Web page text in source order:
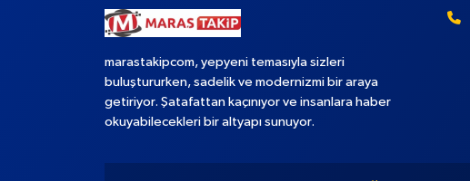
marastakipcom, yepyeni temasıyla sizleri
buluştururken, sadelik ve modernizmi bir araya
getiriyor. Şatafattan kaçınıyor ve insanlara haber
okuyabilecekleri bir altyapı sunuyor.